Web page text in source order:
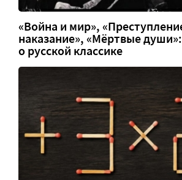
«Война и мир»,
наказание», «Мёртвые
о русской классике